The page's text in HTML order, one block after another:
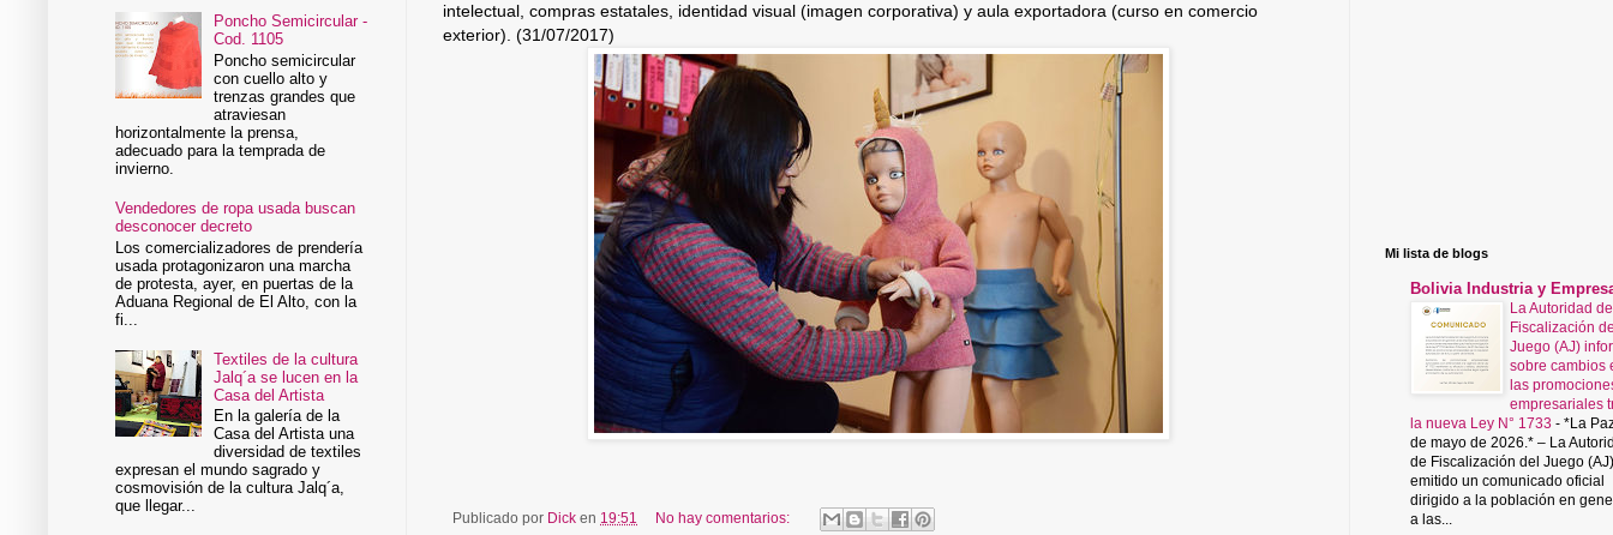
intelectual, compras estatales, identidad visual (imagen corporativa) y aula exportadora (curso en comercio
exterior). (31/07/2017)
Publicado por Dick en 19:51
No hay comentarios:
Poncho Semicircular -
Cod. 1105
Poncho semicircular
con cuello alto y
trenzas grandes que
atraviesan
horizontalmente la prensa,
adecuado para la temprada de
invierno.
Vendedores de ropa usada buscan
desconocer decreto
Los comercializadores de prendería
usada protagonizaron una marcha
de protesta, ayer, en puertas de la
Aduana Regional de El Alto, con la
fi...
Textiles de la cultura
Jalq´a se lucen en la
Casa del Artista
En la galería de la
Casa del Artista una
diversidad de textiles
expresan el mundo sagrado y
cosmovisión de la cultura Jalq´a,
que llegar...
Mi lista de blogs
Bolivia Industria y
La Autoridad de
Fiscalización
Juego (AJ)
sobre cambios
las
empresariales
la nueva Ley N° 1733 - *La
de mayo de 2026.* – La
de Fiscalización del Juego
emitido un comunicado oficial
dirigido a la población en
a las...